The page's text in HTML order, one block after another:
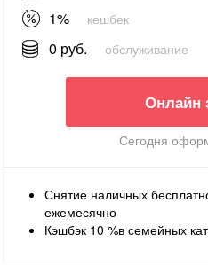
1% кешбек
0 руб. обслуживание
Онлайн
Сегодня
Снятие наличных
ежемесячно
Кэшбэк 10 %в семейных